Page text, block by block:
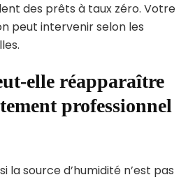
des prêts à taux zéro. Votre
peut intervenir selon les
elle réapparaître
professionnel
la source d’humidité n’est pas